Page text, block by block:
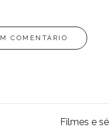
COMENTÁRIO
Filmes e